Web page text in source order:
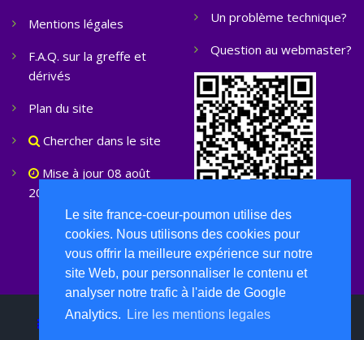
Le site france-coeur-poumon utilise des
cookies. Nous utilisons des cookies pour
vous offrir la meilleure expérience sur notre
site Web, pour personnaliser le contenu et
analyser notre trafic à l'aide de Google
Analytics.
Lire les mentions legales
Mentions légales
F.A.Q. sur la greffe et
dérivés
Plan du site
Chercher dans le site
Mise à jour 08 août
2026
Un problème technique?
Question au webmaster?
FGCP © 2026 Tous droits réservés -